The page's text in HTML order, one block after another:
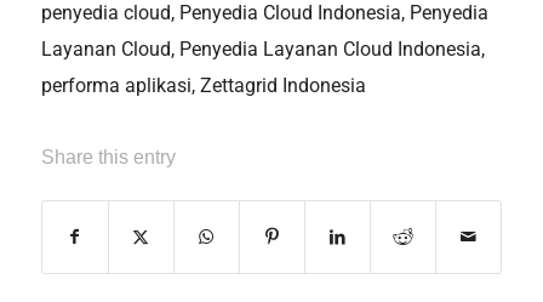
penyedia cloud, Penyedia Cloud Indonesia, Penyedia
Layanan Cloud, Penyedia Layanan Cloud Indonesia,
performa aplikasi, Zettagrid Indonesia
Share this entry